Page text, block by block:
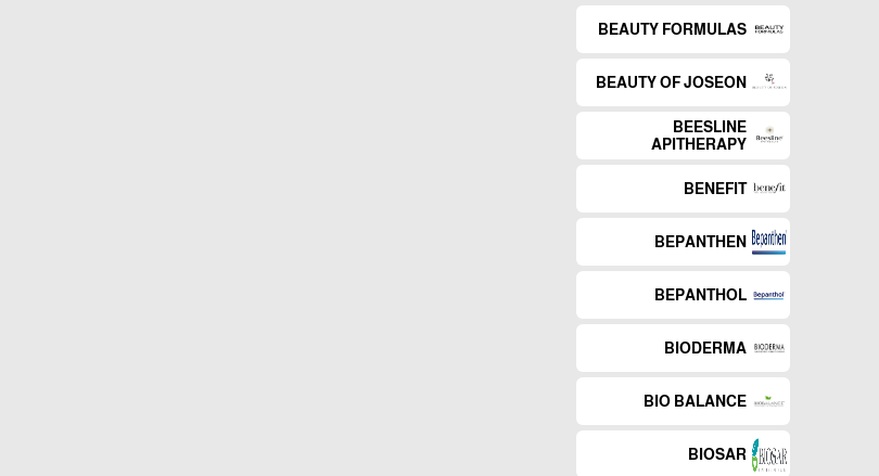
BEAUTY FORMULAS
BEAUTY OF JOSEON
BEESLINE
APITHERAPY
BENEFIT
BEPANTHEN
BEPANTHOL
BIODERMA
BIO BALANCE
BIOSAR